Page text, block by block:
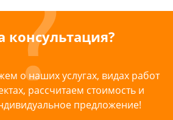
консультация?
о наших услугах, видах работ
рассчитаем стоимость и
предложение!